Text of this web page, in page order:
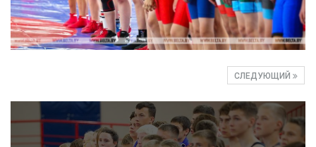
СЛЕДУЮЩИЙ